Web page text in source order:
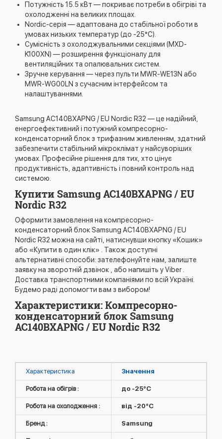
Потужність 15.5 кВт — покриває потреби в обігріві та
охолодженні на великих площах.
Nordic-серія — адаптована до стабільної роботи в
умовах низьких температур (до -25°C).
Сумісність з охолоджувальними секціями (MXD-
K100XN) — розширення функціоналу для
вентиляційних та опалювальних систем.
Зручне керування — через пульти MWR-WE13N або
MWR-WG00LN з сучасним інтерфейсом та
налаштуваннями.
Samsung AC140BXAPNG / EU Nordic R32 — це надійний,
енергоефективний і потужний компресорно-
конденсаторний блок з трифазним живленням, здатний
забезпечити стабільний мікроклімат у найсуворіших
умовах. Професійне рішення для тих, хто цінує
продуктивність, адаптивність і повний контроль над
системою.
Купити Samsung AC140BXAPNG / EU
Nordic R32
Оформити замовлення на компресорно-
конденсаторний блок Samsung AC140BXAPNG / EU
Nordic R32 можна на сайті, натиснувши кнопку «Кошик»
або «Купити в один клік» . Також доступні
альтернативні способи: зателефонуйте нам, залиште
заявку на зворотній дзвінок , або напишіть у Viber .
Доставка транспортними компаніями по всій Україні.
Будемо раді допомогти вам з вибором!
Характеристики: Компресорно-
конденсаторний блок Samsung
AC140BXAPNG / EU Nordic R32
Характеристика Значення
Робота на обігрів : до -25°C
Робота на охолодження : від -20°C
Бренд : Samsung